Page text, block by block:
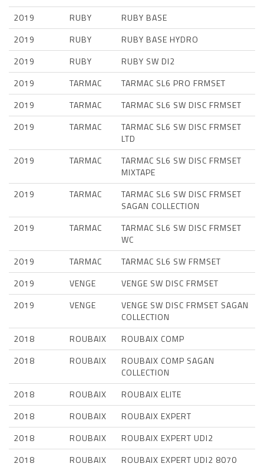
2019
RUBY
RUBY BASE
2019
RUBY
RUBY BASE HYDRO
2019
RUBY
RUBY SW DI2
2019
TARMAC
TARMAC SL6 PRO FRMSET
2019
TARMAC
TARMAC SL6 SW DISC FRMSET
2019
TARMAC
TARMAC SL6 SW DISC FRMSET
LTD
2019
TARMAC
TARMAC SL6 SW DISC FRMSET
MIXTAPE
2019
TARMAC
TARMAC SL6 SW DISC FRMSET
SAGAN COLLECTION
2019
TARMAC
TARMAC SL6 SW DISC FRMSET
WC
2019
TARMAC
TARMAC SL6 SW FRMSET
2019
VENGE
VENGE SW DISC FRMSET
2019
VENGE
VENGE SW DISC FRMSET SAGAN
COLLECTION
2018
ROUBAIX
ROUBAIX COMP
2018
ROUBAIX
ROUBAIX COMP SAGAN
COLLECTION
2018
ROUBAIX
ROUBAIX ELITE
2018
ROUBAIX
ROUBAIX EXPERT
2018
ROUBAIX
ROUBAIX EXPERT UDI2
2018
ROUBAIX
ROUBAIX EXPERT UDI2 8070